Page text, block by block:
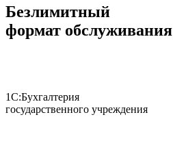
Безлимитный
формат обслуживания
1С:Бухгалтерия
государственного учреждения